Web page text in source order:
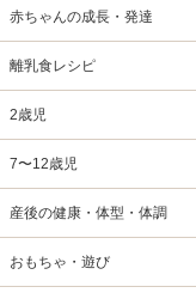
赤ちゃんの成長・発達
離乳食レシピ
2歳児
7〜12歳児
産後の健康・体型・体調
おもちゃ・遊び